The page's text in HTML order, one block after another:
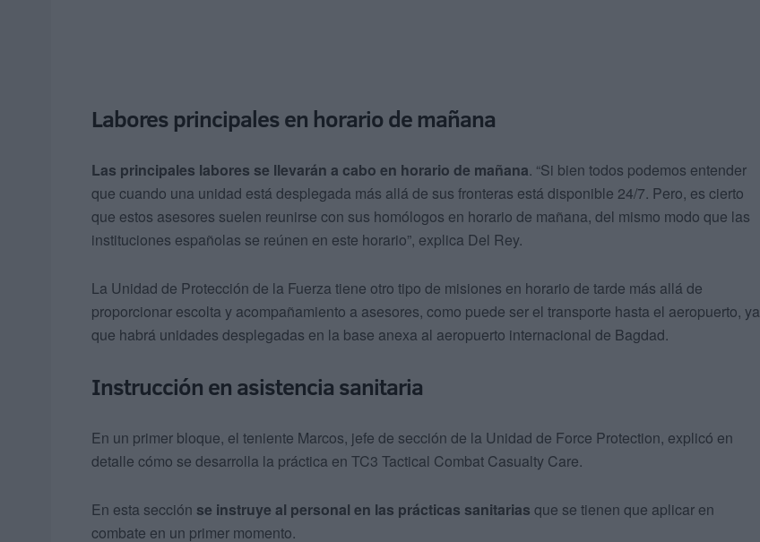
Labores principales en horario de mañana
Las principales labores se llevarán a cabo en horario de mañana. “Si bien todos podemos entender
que cuando una unidad está desplegada más allá de sus fronteras está disponible 24/7. Pero, es cierto
que estos asesores suelen reunirse con sus homólogos en horario de mañana, del mismo modo que las
instituciones españolas se reúnen en este horario”, explica Del Rey.
La Unidad de Protección de la Fuerza tiene otro tipo de misiones en horario de tarde más allá de
proporcionar escolta y acompañamiento a asesores, como puede ser el transporte hasta el aeropuerto, ya
que habrá unidades desplegadas en la base anexa al aeropuerto internacional de Bagdad.
Instrucción en asistencia sanitaria
En un primer bloque, el teniente Marcos, jefe de sección de la Unidad de Force Protection, explicó en
detalle cómo se desarrolla la práctica en TC3 Tactical Combat Casualty Care.
En esta sección se instruye al personal en las prácticas sanitarias que se tienen que aplicar en
combate en un primer momento.